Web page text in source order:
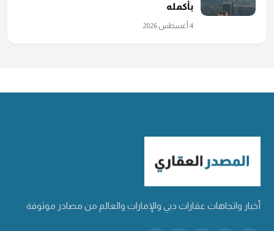
بأكمله
4 أغسطس 2026
أخبار واتجاهات عقارات دبي والإمارات والعالم من مصادر موثوقة